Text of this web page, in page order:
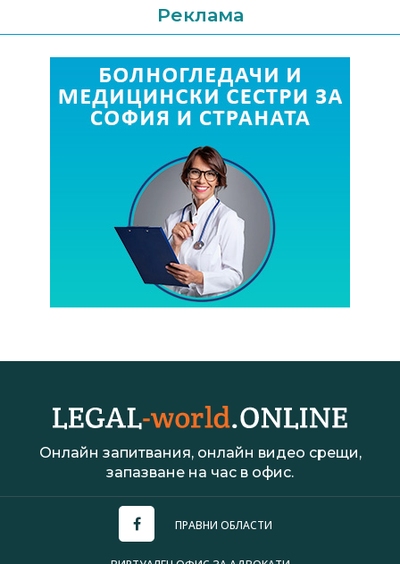
Реклама
Онлайн запитвания, онлайн видео срещи,
запазване на час в офис.
ПРАВНИ ОБЛАСТИ